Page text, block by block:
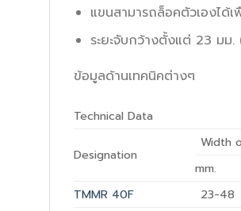
แขนสามารถล็อคตัวเองได้
ระยะจับกว้างตั้งแต่ 23 มม
ข้อมูลด้านเทคนิคต่างๆ
Technical Data
Designation
Width
mm.
TMMR 40F
23-48